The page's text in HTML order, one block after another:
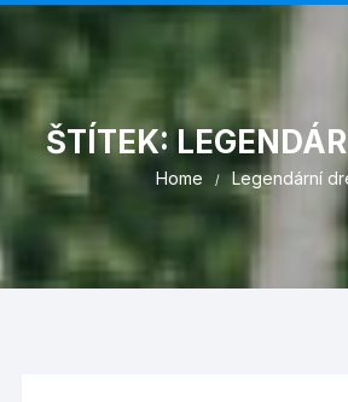
ŠTÍTEK:
Home Legendární